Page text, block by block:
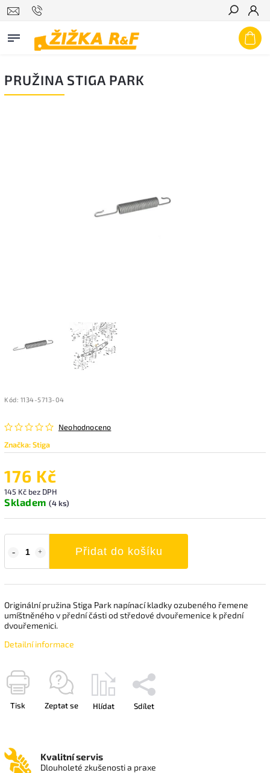
Hledat
PRUŽINA STIGA PARK
Kód: 1134-5713-04
Neohodnoceno
Značka:Stiga
176 Kč
145 Kč bez DPH
Skladem (4 ks)
Přidat do košíku
Originální pružina Stiga Park napínací kladky ozubeného řemene
umíštněného v přední části od středové dvouřemenice k přední
dvouřemenici.
Detailní informace
Tisk Zeptat se Hlídat Sdílet
Kvalitní servis
Dlouholeté zkušenosti a praxe